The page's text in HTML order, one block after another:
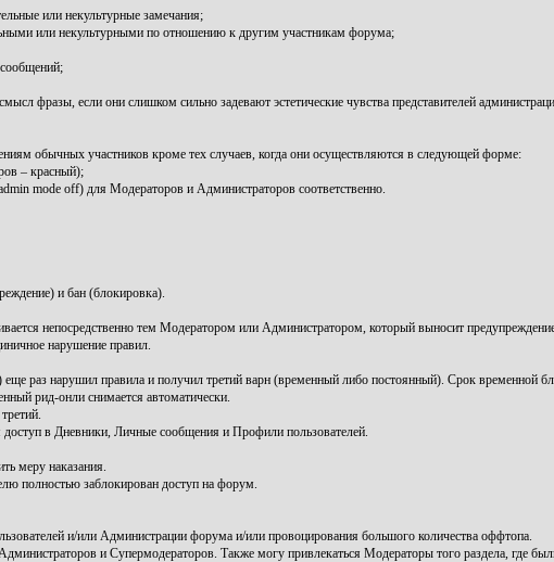
или некультурные замечания;
или некультурными по отношению к другим участникам форума;
фразы, если они слишком сильно задевают эстетические чувства представителей
обычных участников кроме тех случаев, когда они осуществляются в следующей форме:
– красный);
mode off) для Модераторов и Администраторов соответственно.
и бан (блокировка).
непосредственно тем Модератором или Администратором, который выносит
нарушение правил.
нарушил правила и получил третий варн (временный либо постоянный). Срок временной
рид-онли снимается автоматически.
в Дневники, Личные сообщения и Профили пользователей.
меру наказания.
полностью заблокирован доступ на форум.
и/или Администрации форума и/или провоцирования большого количества оффтопа.
и Супермодераторов. Также могу привлекаться Модераторы того раздела, где